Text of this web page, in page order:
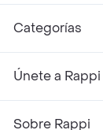
Categorías
Únete a Rappi
Sobre Rappi